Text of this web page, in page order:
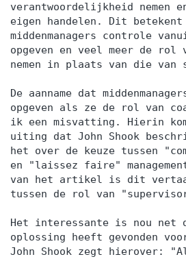
verantwoordelijkheid nemen
eigen handelen. Dit
middenmanagers controle
opgeven en veel meer de rol
nemen in plaats van die van
De aanname dat
opgeven als ze de rol van
ik een misvatting. Hierin
uiting dat John Shook
het over de keuze tussen
en "laissez faire"
van het artikel is dit
tussen de rol van
Het interessante is nou net
oplossing heeft gevonden
John Shook zegt hierover: